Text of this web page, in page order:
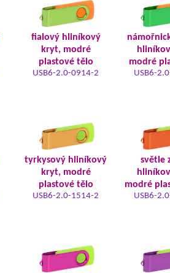
fialový hliníkový
kryt, modré
plastové tělo
USB6-2.0-0914-2
modré
USB6-
tyrkysový hliníkový
kryt, modré
plastové tělo
USB6-2.0-1514-2
světle
modré
USB6-